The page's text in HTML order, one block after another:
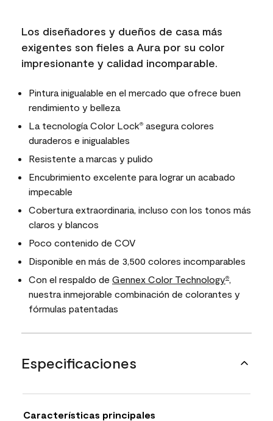
Los diseñadores y dueños de casa más
exigentes son fieles a Aura por su color
impresionante y calidad incomparable.
Pintura inigualable en el mercado que ofrece buen
rendimiento y belleza
La tecnología Color Lock® asegura colores
duraderos e inigualables
Resistente a marcas y pulido
Encubrimiento excelente para lograr un acabado
impecable
Cobertura extraordinaria, incluso con los tonos más
claros y blancos
Poco contenido de COV
Disponible en más de 3,500 colores incomparables
Con el respaldo de Gennex Color Technology®,
nuestra inmejorable combinación de colorantes y
fórmulas patentadas
Especificaciones
Características principales